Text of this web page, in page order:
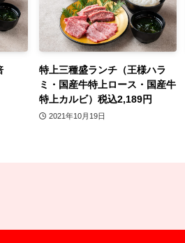
特上三種盛ランチ（王様ハラ
ミ・国産牛特上ロース・国産牛
特上カルビ）税込2,189円
2021年10月19日